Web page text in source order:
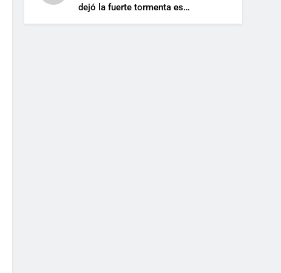
dejó la fuerte tormenta es
incalculable